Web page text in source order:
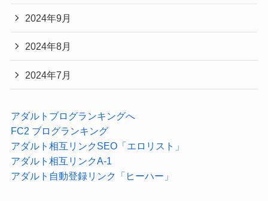
2024年9月
2024年8月
2024年7月
アダルトブログランキングへ
FC2 ブログランキング
アダルト相互リンクSEO「エロリスト」
アダルト相互リンクA-1
アダルト自動登録リンク「ヒーハー」